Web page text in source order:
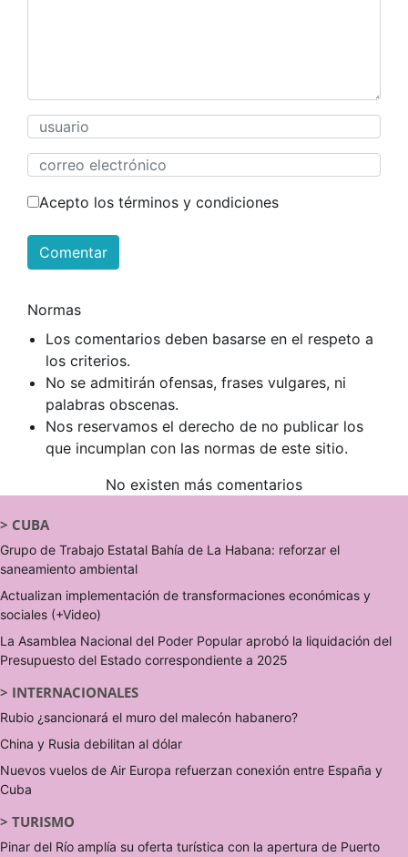
Acepto los términos y condiciones
Comentar
Normas
Los comentarios deben basarse en el respeto a
los criterios.
No se admitirán ofensas, frases vulgares, ni
palabras obscenas.
Nos reservamos el derecho de no publicar los
que incumplan con las normas de este sitio.
No existen más comentarios
> CUBA
Grupo de Trabajo Estatal Bahía de La Habana: reforzar el
saneamiento ambiental
Actualizan implementación de transformaciones económicas y
sociales (+Video)
La Asamblea Nacional del Poder Popular aprobó la liquidación del
Presupuesto del Estado correspondiente a 2025
> INTERNACIONALES
Rubio ¿sancionará el muro del malecón habanero?
China y Rusia debilitan al dólar
Nuevos vuelos de Air Europa refuerzan conexión entre España y
Cuba
> TURISMO
Pinar del Río amplía su oferta turística con la apertura de Puerto